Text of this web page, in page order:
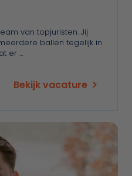
van topjuristen. Jij
ballen tegelijk in
er …
Bekijk vacature